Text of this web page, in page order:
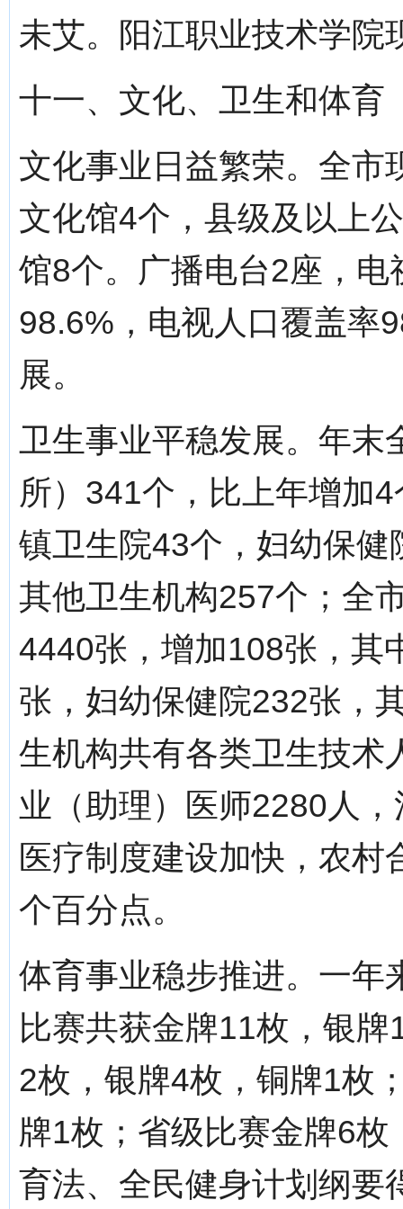
未艾。阳江职业技术学院
十一、文化、卫生和体育
文化事业日益繁荣。全市
文化馆4个，县级及以上
馆8个。广播电台2座，
98.6%，电视人口覆盖率
展。
卫生事业平稳发展。年末
所）341个，比上年增加
镇卫生院43个，妇幼保
其他卫生机构257个；全
4440张，增加108张，其
张，妇幼保健院232张，
生机构共有各类卫生技术
业（助理）医师2280人
医疗制度建设加快，农
个百分点。
体育事业稳步推进。一年
比赛共获金牌11枚，银
2枚，银牌4枚，铜牌1枚
牌1枚；省级比赛金牌6
育法、全民健身计划纲要